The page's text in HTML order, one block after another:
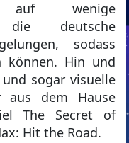
auf wenige
die deutsche
sodass
können. Hin und
sogar visuelle
aus dem Hause
The Secret of
Hit the Road.